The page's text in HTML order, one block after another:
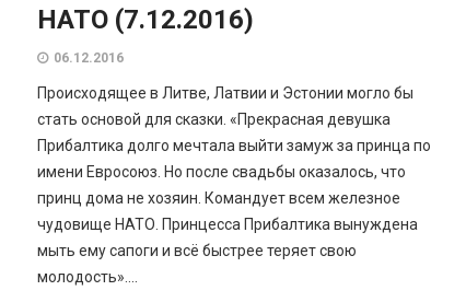
НАТО (7.12.2016)
06.12.2016
Происходящее в Литве, Латвии и Эстонии могло бы
стать основой для сказки. «Прекрасная девушка
Прибалтика долго мечтала выйти замуж за принца по
имени Евросоюз. Но после свадьбы оказалось, что
принц дома не хозяин. Командует всем железное
чудовище НАТО. Принцесса Прибалтика вынуждена
мыть ему сапоги и всё быстрее теряет свою
молодость»....